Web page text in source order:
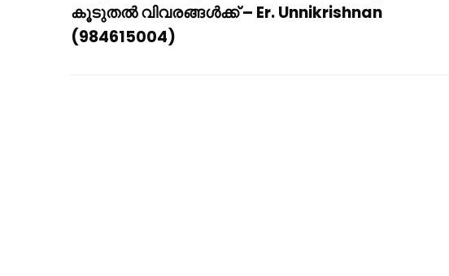
കൂടുതൽ വിവരങ്ങൾക്ക് – Er. Unnikrishnan
(984615004)